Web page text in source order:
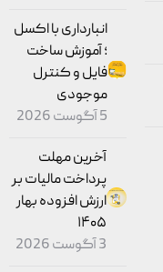
انبارداری با اکسل
؛ آموزش ساخت
فایل و کنترل
موجودی
5 آگوست 2026
آخرین مهلت
پرداخت مالیات بر
ارزش افزوده بهار
۱۴۰۵
3 آگوست 2026